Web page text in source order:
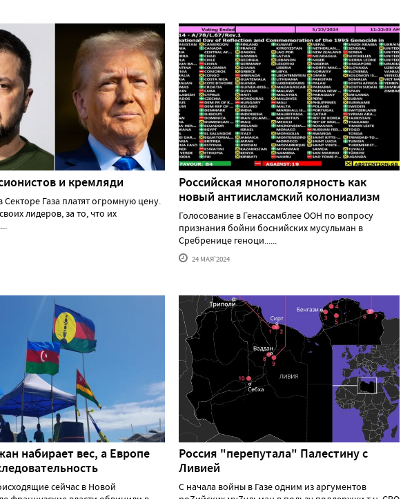
и кремляди
Секторе Газа платят огромную цену.
лидеров, за то, что их
Российская многополярность как
новый антиисламский колониализм
Голосование в Генассамблее ООН по вопросу
признания бойни боснийских мусульман в
Сребренице геноци......
24 МАЯ'2024
набирает вес, а Европе
сейчас в Новой
Россия "перепутала" Палестину с
Ливией
С начала войны в Газе одним из аргументов